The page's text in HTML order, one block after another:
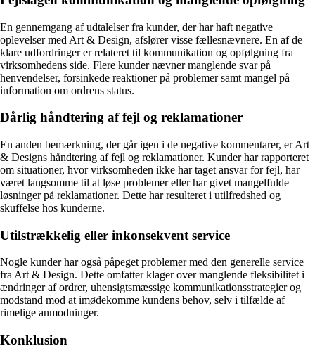
En gennemgang af udtalelser fra kunder, der har haft negative
oplevelser med Art & Design, afslører visse fællesnævnere. En af de
klare udfordringer er relateret til kommunikation og opfølgning fra
virksomhedens side. Flere kunder nævner manglende svar på
henvendelser, forsinkede reaktioner på problemer samt mangel på
information om ordrens status.
Dårlig håndtering af fejl og reklamationer
En anden bemærkning, der går igen i de negative kommentarer, er Art
& Designs håndtering af fejl og reklamationer. Kunder har rapporteret
om situationer, hvor virksomheden ikke har taget ansvar for fejl, har
været langsomme til at løse problemer eller har givet mangelfulde
løsninger på reklamationer. Dette har resulteret i utilfredshed og
skuffelse hos kunderne.
Utilstrækkelig eller inkonsekvent service
Nogle kunder har også påpeget problemer med den generelle service
fra Art & Design. Dette omfatter klager over manglende fleksibilitet i
ændringer af ordrer, uhensigtsmæssige kommunikationsstrategier og
modstand mod at imødekomme kundens behov, selv i tilfælde af
rimelige anmodninger.
Konklusion